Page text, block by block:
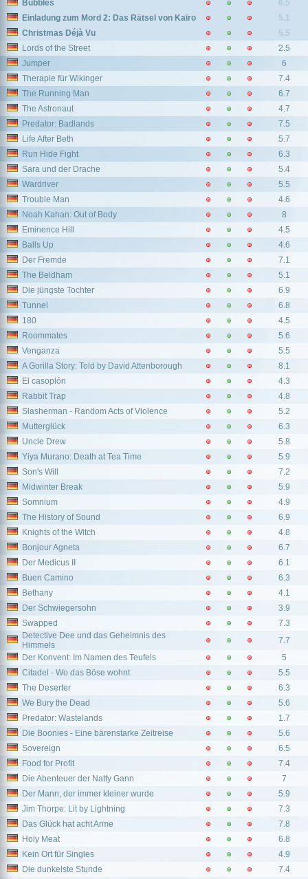
Bubbles
6.5
Einladung zum Mord 2: Das Rätsel von Kairo
5.1
Christmas Déjà Vu
5.5
Lords of the Street
2.5
Jumper
6
Therapie für Wikinger
7.4
The Running Man
6.7
The Astronaut
4.7
Predator: Badlands
7.5
Life After Beth
5.7
Run Hide Fight
6.3
Sara und der Drache
5.4
Wardriver
5.5
Trouble Man
4.6
Noah Kahan: Out of Body
8
Eminence Hill
4.5
Balls Up
4.6
Der Fremde
7.1
The Beldham
5.1
Die jüngste Tochter
6.9
Tunnel
6.8
180
4.5
Roommates
5.6
Venganza
5.5
A Gorilla Story: Told by David Attenborough
8.1
El casoplón
4.3
Rabbit Trap
4.8
Slasherman - Random Acts of Violence
5.2
Mutterglück
6.3
Uncle Drew
5.8
Yiya Murano: Death at Tea Time
5.9
Son's Will
7.2
Midwinter Break
5.9
Somnium
4.9
The History of Sound
6.9
Knights of the Witch
4.8
Bonjour Agneta
6.7
Der Medicus II
6.1
Buen Camino
6.3
Bethany
4.1
Der Schwiegersohn
3.9
Swapped
7.3
Detective Dee und das Geheimnis des
Himmels
7.7
Der Konvent: Im Namen des Teufels
5
Citadel - Wo das Böse wohnt
5.5
The Deserter
6.3
We Bury the Dead
5.6
Predator: Wastelands
1.7
Die Boonies - Eine bärenstarke Zeitreise
5.6
Sovereign
6.5
Food for Profit
7.4
Die Abenteuer der Natty Gann
7
Der Mann, der immer kleiner wurde
5.9
Jim Thorpe: Lit by Lightning
7.3
Das Glück hat acht Arme
7.8
Holy Meat
6.8
Kein Ort für Singles
4.9
Die dunkelste Stunde
7.4